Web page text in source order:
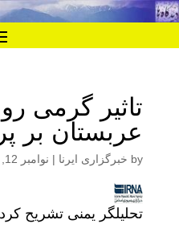
تاثیر گرمی
عربستان بر
by خبرگزاری ایرنا | نوامبر 12, 2024 8:59 ق.ظ
تحلیلگر یمنی تشریح